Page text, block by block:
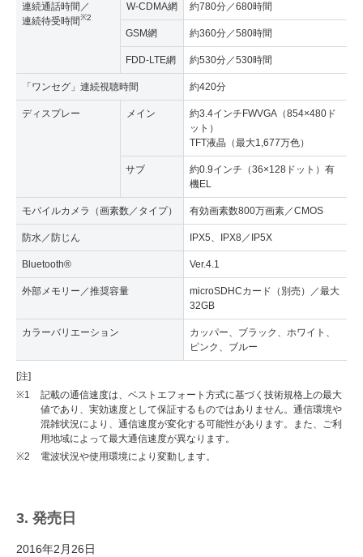
連続通話時間／
連続待受時間※2
W-CDMA網 約780分／680時間
GSM網 約360分／580時間
FDD-LTE網 約530分／530時間
「ワンセグ」連続視聴時間 約420分
ディスプレー メイン
約3.4インチFWVGA（854×480ド
ット）
TFT液晶（最大1,677万色）
サブ
約0.9インチ（36×128ドット）有
機EL
モバイルカメラ（画素数／タイプ） 有効画素数800万画素／CMOS
防水／防じん IPX5、IPX8／IP5X
Bluetooth® Ver.4.1
外部メモリー／推奨容量
microSDHCカード（別売）／最大
32GB
カラーバリエーション
カッパー、ブラック、ホワイト、
ピンク、ブルー
[注]
※1
記載の通信速度は、ベストエフォート方式に基づく技術規格上の最大
値であり、実効速度として保証するものではありません。通信環境や
混雑状況により、通信速度が変化する可能性があります。また、ご利
用地域によって最大通信速度が異なります。
※2
電波状況や使用環境により変動します。
3. 発売日
2016年2月26日